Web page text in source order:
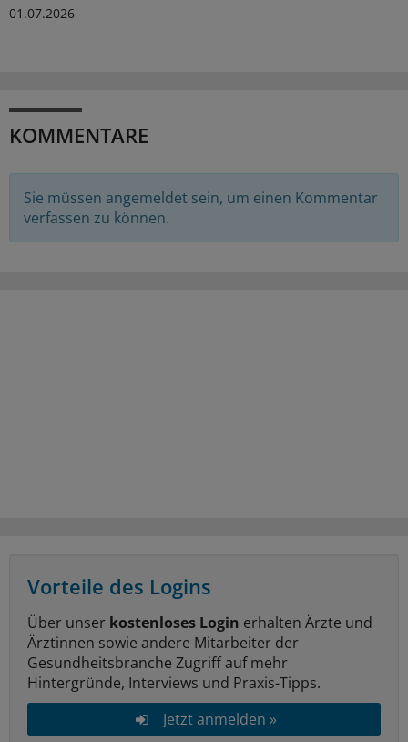
01.07.2026
KOMMENTARE
Sie müssen angemeldet sein, um einen Kommentar
verfassen zu können.
Vorteile des Logins
Über unser kostenloses Login erhalten Ärzte und
Ärztinnen sowie andere Mitarbeiter der
Gesundheitsbranche Zugriff auf mehr
Hintergründe, Interviews und Praxis-Tipps.
Jetzt anmelden »